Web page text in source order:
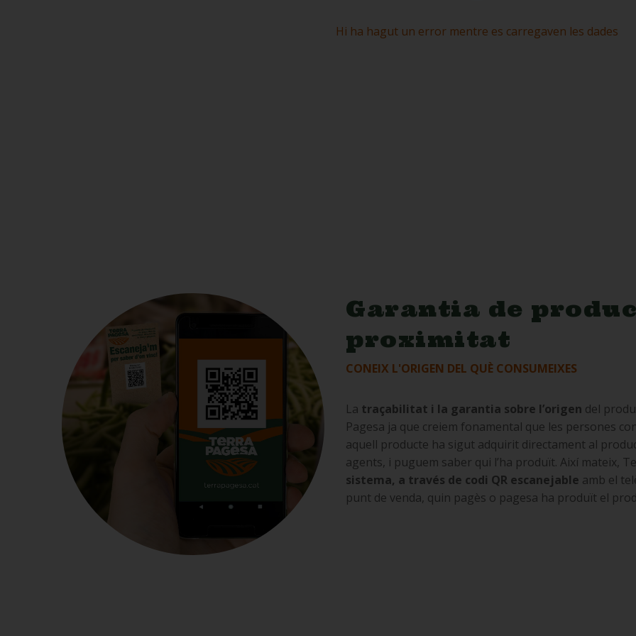
Hi ha hagut un error mentre es carregaven les dades
Garantia de
proximitat
CONEIX L'ORIGEN DEL QUÈ CONSUMEIXES
La traçabilitat i la garantia sobre l’origen del
Pagesa ja que creiem fonamental que les persones
aquell producte ha sigut adquirit directament al
agents, i puguem saber qui l’ha produït. Així mateix,
sistema, a través de codi QR escanejable amb el
punt de venda, quin pagès o pagesa ha produït el